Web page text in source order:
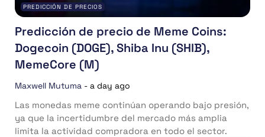
PREDICCIÓN DE PRECIOS
Predicción de precio de Meme Coins:
Dogecoin (DOGE), Shiba Inu (SHIB),
MemeCore (M)
Maxwell Mutuma - a day ago
Las monedas meme continúan operando bajo presión,
ya que la incertidumbre del mercado más amplia
limita la actividad compradora en todo el sector.